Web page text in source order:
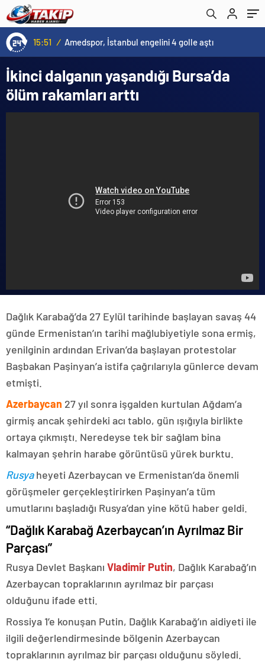
15:51 / Amedspor, İstanbul engelini 4 golle aştı
İkinci dalganın yaşandığı Bursa’da
ölüm rakamları arttı
Dağlık Karabağ’da 27 Eylül tarihinde başlayan savaş 44
günde Ermenistan’ın tarihi mağlubiyetiyle sona ermiş,
yenilginin ardından Erivan’da başlayan protestolar
Başbakan Paşinyan’a istifa çağrılarıyla günlerce devam
etmişti.
Azerbaycan 27 yıl sonra işgalden kurtulan Ağdam’a
girmiş ancak şehirdeki acı tablo, gün ışığıyla birlikte
ortaya çıkmıştı. Neredeyse tek bir sağlam bina
kalmayan şehrin harabe görüntüsü yürek burktu.
Rusyaheyeti Azerbaycan ve Ermenistan’da önemli
görüşmeler gerçekleştirirken Paşinyan’a tüm
umutlarını başladığı Rusya’dan yine kötü haber geldi.
“Dağlık Karabağ Azerbaycan’ın Ayrılmaz Bir
Parçası”
Rusya Devlet Başkanı Vladimir Putin, Dağlık Karabağ’ın
Azerbaycan topraklarının ayrılmaz bir parçası
olduğunu ifade etti.
Rossiya 1’e konuşan Putin, Dağlık Karabağ’ın aidiyeti ile
ilgili değerlendirmesinde bölgenin Azerbaycan
topraklarının ayrılmaz bir parçası olduğunu söyledi.